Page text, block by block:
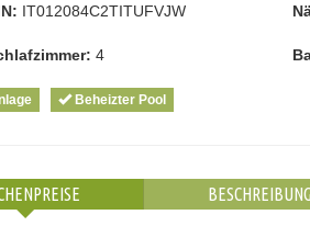
IT012084C2TITUFVJW
4
Beheizter Pool
BESCHREIBUNG